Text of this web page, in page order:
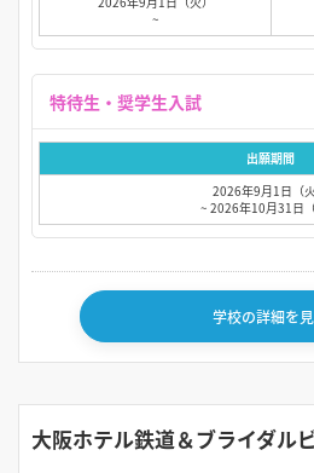
~
出願期間
2026年9月1日（火
~ 2026年10月31日（
学校の詳細を
大阪ホテル鉄道＆ブライダル